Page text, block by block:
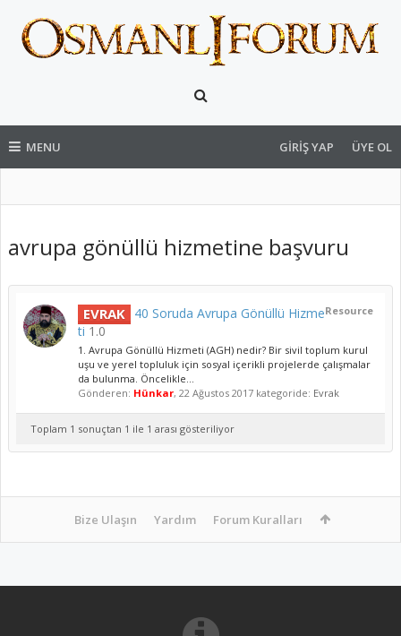
MENU GIRIŞ YAP ÜYE OL
avrupa gönüllü hizmetine başvuru
Resource
EVRAK 40 Soruda Avrupa Gönüllü Hizme
ti 1.0
1. Avrupa Gönüllü Hizmeti (AGH) nedir? Bir sivil toplum kurul
uşu ve yerel topluluk için sosyal içerikli projelerde çalışmalar
da bulunma. Öncelikle...
Gönderen: Hünkar, 22 Ağustos 2017 kategoride: Evrak
Toplam 1 sonuçtan 1 ile 1 arası gösteriliyor
Bize Ulaşın Yardım Forum Kuralları